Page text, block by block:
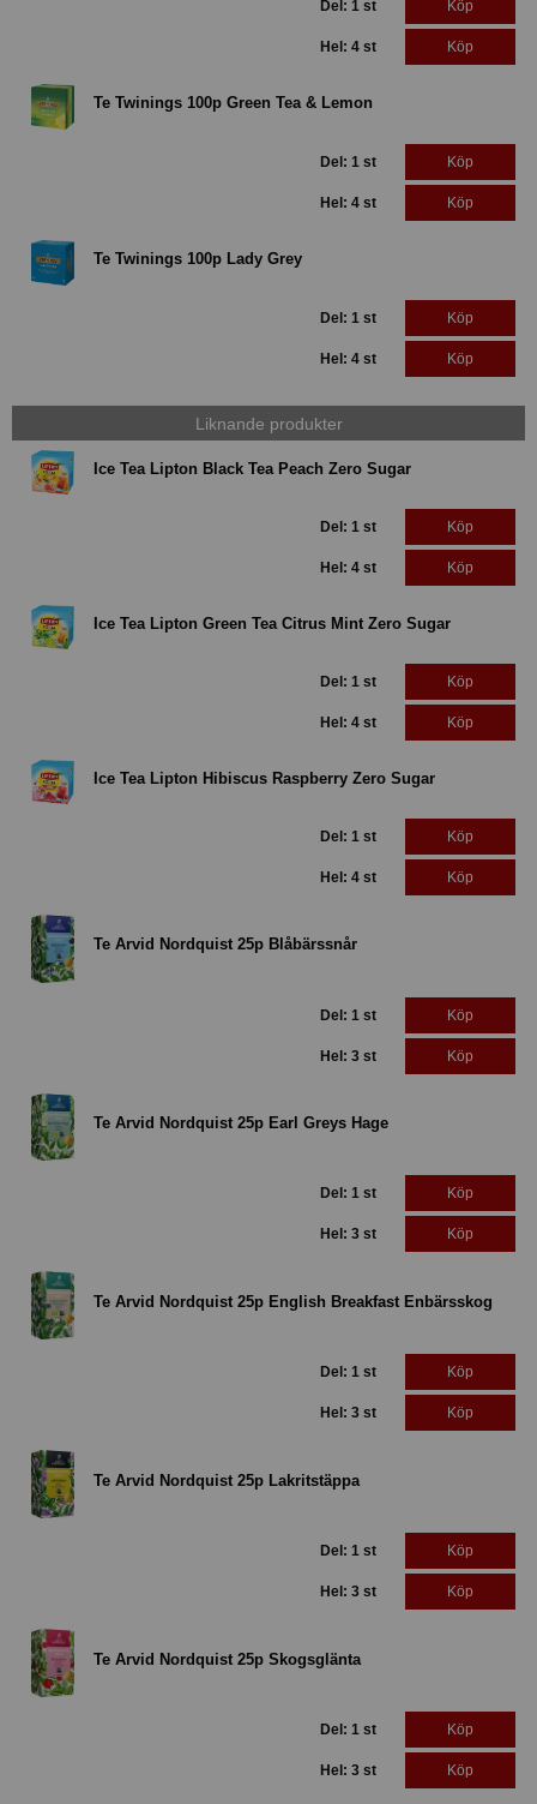
Del: 1 st Köp
Hel: 4 st Köp
Te Twinings 100p Green Tea & Lemon
Del: 1 st Köp
Hel: 4 st Köp
Te Twinings 100p Lady Grey
Del: 1 st Köp
Hel: 4 st Köp
Liknande produkter
Ice Tea Lipton Black Tea Peach Zero Sugar
Del: 1 st Köp
Hel: 4 st Köp
Ice Tea Lipton Green Tea Citrus Mint Zero Sugar
Del: 1 st Köp
Hel: 4 st Köp
Ice Tea Lipton Hibiscus Raspberry Zero Sugar
Del: 1 st Köp
Hel: 4 st Köp
Te Arvid Nordquist 25p Blåbärssnår
Del: 1 st Köp
Hel: 3 st Köp
Te Arvid Nordquist 25p Earl Greys Hage
Del: 1 st Köp
Hel: 3 st Köp
Te Arvid Nordquist 25p English Breakfast Enbärsskog
Del: 1 st Köp
Hel: 3 st Köp
Te Arvid Nordquist 25p Lakritstäppa
Del: 1 st Köp
Hel: 3 st Köp
Te Arvid Nordquist 25p Skogsglänta
Del: 1 st Köp
Hel: 3 st Köp